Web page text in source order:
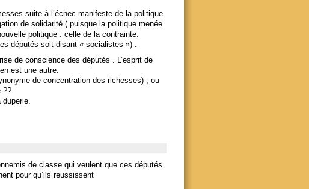
suite à l’échec manifeste de la politique
de solidarité ( puisque la politique menée
politique : celle de la contrainte.
députés soit disant « socialistes ») .
de conscience des députés . L’esprit de
est une autre.
de concentration des richesses) , ou
??
duperie.
de classe qui veulent que ces députés
pour qu’ils reussissent